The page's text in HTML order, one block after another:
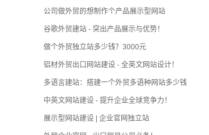
公司做外贸的想制作个产品展示型网站
谷歌外贸建站 - 突出产品展示与优势！
做个外贸独立站多少钱？3000元
铝材外贸出口网站建设 - 全英文网站设计！
多语言建站：搭建一个外贸多语种网站多少钱
中英文网站建设 - 提升企业全球竞争力！
展示型网站建设 | 企业官网独立站